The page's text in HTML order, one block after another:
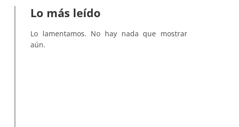
Lo más leído
Lo lamentamos. No hay nada que mostrar
aún.